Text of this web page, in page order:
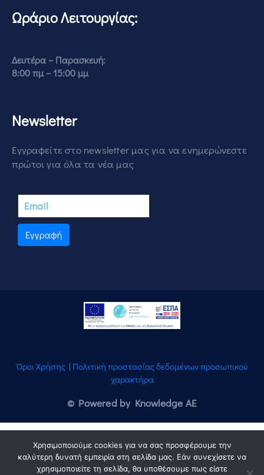
Ωράριο Λειτουργίας:
Δευτέρα – Παρασκευή:
8:00 πμ – 15:00 μμ
Newsletter
Εγγραφείτε στο newsletter μας για να ενημερώνεστε
πρώτοι για όλα τα νέα μας
Εγγραφή
Όροι Χρήσης | Πολιτική προστασίας δεδομένων προσωπικού
χαρακτήρα
© Powered by Knowledge AE
Χρησιμοποιούμε cookies για να σας προσφέρουμε την
καλύτερη δυνατή εμπειρία στη σελίδα μας. Εάν συνεχίσετε να
χρησιμοποιείτε τη σελίδα, θα υποθέσουμε πως είστε